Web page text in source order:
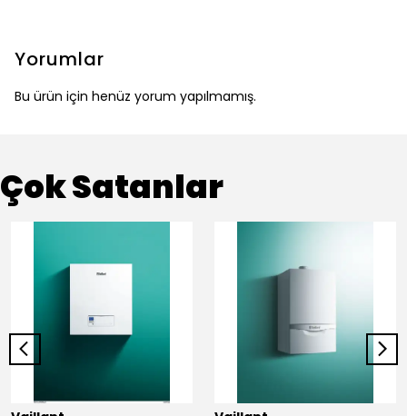
Yorumlar
Bu ürün için henüz yorum yapılmamış.
Çok Satanlar